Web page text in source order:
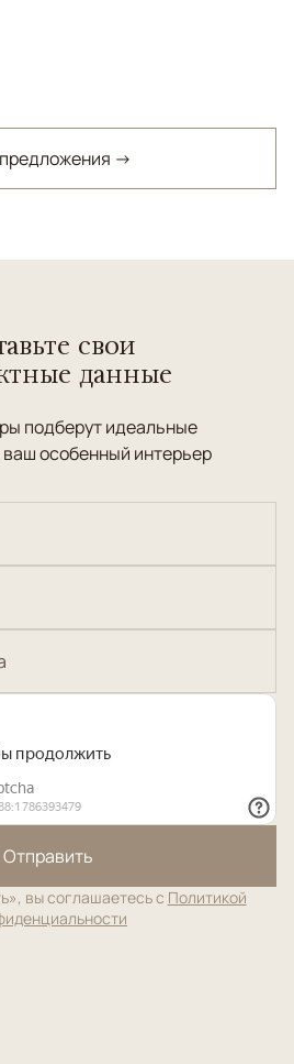
→
свои
данные
подберут идеальные
особенный интерьер
Отправить
вы соглашаетесь с Политикой